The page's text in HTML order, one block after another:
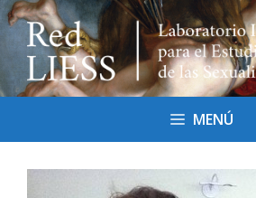
Saltar
contenido
MENÚ